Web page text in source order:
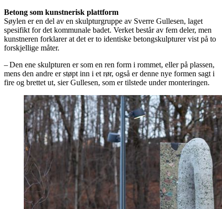
Betong som kunstnerisk plattform
Søylen er en del av en skulpturgruppe av Sverre Gullesen, laget
spesifikt for det kommunale badet. Verket består av fem deler, men
kunstneren forklarer at det er to identiske betongskulpturer vist på to
forskjellige måter.
– Den ene skulpturen er som en ren form i rommet, eller på plassen,
mens den andre er støpt inn i et rør, også er denne nye formen sagt i
fire og brettet ut, sier Gullesen, som er tilstede under monteringen.